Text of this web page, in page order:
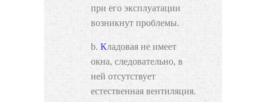
при его эксплуатации
возникнут проблемы.
Кладовая не имеет
окна, следовательно, в
ней отсутствует
естественная вентиляция.